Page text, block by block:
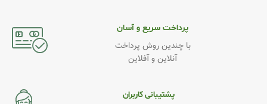
پرداخت سریع و آسان
با چندین روش پرداخت
آنلاین و آفلاین
پشتیبانی کاربران